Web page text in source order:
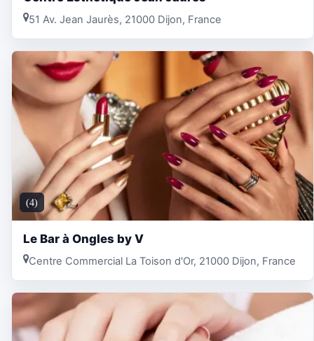
51 Av. Jean Jaurès, 21000 Dijon, France
(4)
Le Bar à Ongles by V
Centre Commercial La Toison d'Or, 21000 Dijon, France